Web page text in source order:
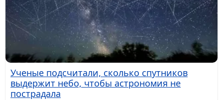
Ученые подсчитали, сколько спутников
выдержит небо, чтобы астрономия не
пострадала